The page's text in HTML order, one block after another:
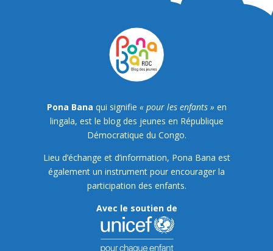
Pona Bana qui signifie « pour les enfants » en
lingala, est le blog des jeunes en République
Démocratique du Congo.
Lieu d’échange et d’information, Pona Bana est
également un instrument pour encourager la
participation des enfants.
Avec le soutien de